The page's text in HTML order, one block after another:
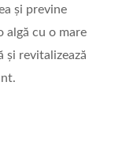
și previne
algă cu o mare
și revitalizează